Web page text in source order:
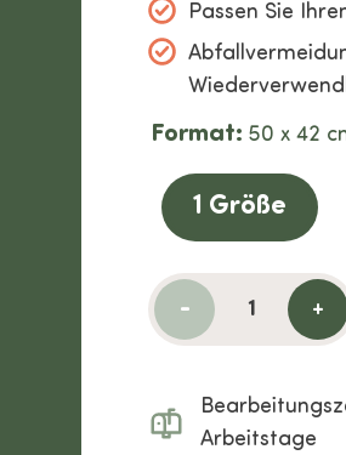
Passen Sie
Format: 50 x 42
1 Größe
- +
Arbeitstage